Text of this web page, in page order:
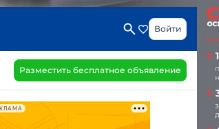
Войти
Разместить бесплатное объявление